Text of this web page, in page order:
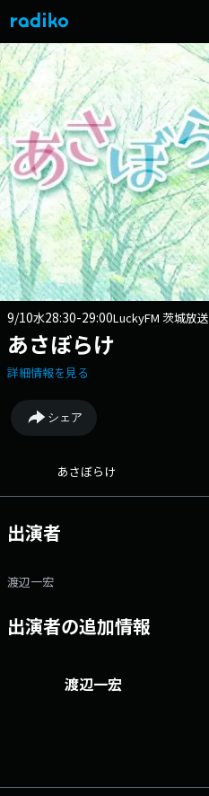
9/10水28:30-29:00LuckyFM 茨城放送
あさぼらけ
詳細情報を見る
シェア
あさぼらけ
出演者
渡辺一宏
出演者の追加情報
渡辺一宏